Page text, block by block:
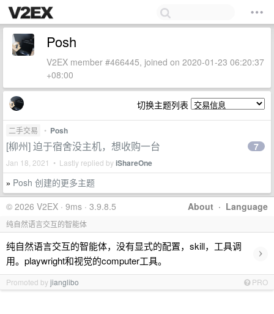
Posh
V2EX member #466445, joined on 2020-01-23 06:20:37
+08:00
切换主题列表
二手交易 • Posh
[柳州] 迫于宿舍没主机，想收购一台
Jan 18, 2021 • Lastly replied byiShareOne
7
» Posh 创建的更多主题
About · Language
© 2026 V2EX · 9ms · 3.9.8.5
纯自然语言交互的智能体
纯自然语言交互的智能体，没有显式的配置，skill，工具调
用。playwright和视觉的computer工具。
›
Promoted byjianglibo PRO